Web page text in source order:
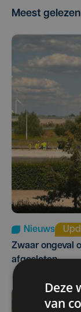
Meest gelezen
Nieuws
Zwaar ongeval
afgesloten
Deze
van